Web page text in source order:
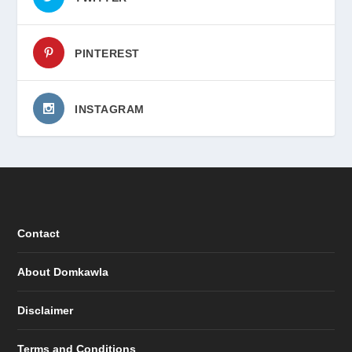
PINTEREST
INSTAGRAM
Contact
About Domkawla
Disclaimer
Terms and Conditions